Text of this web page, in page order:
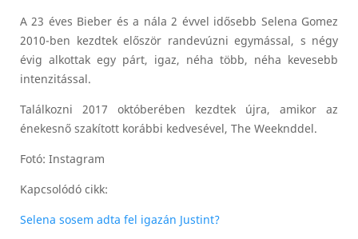
A 23 éves Bieber és a nála 2 évvel idősebb Selena Gomez
2010-ben kezdtek először randevúzni egymással, s négy
évig alkottak egy párt, igaz, néha több, néha kevesebb
intenzitással.
Találkozni 2017 októberében kezdtek újra, amikor az
énekesnő szakított korábbi kedvesével, The Weeknddel.
Fotó: Instagram
Kapcsolódó cikk:
Selena sosem adta fel igazán Justint?